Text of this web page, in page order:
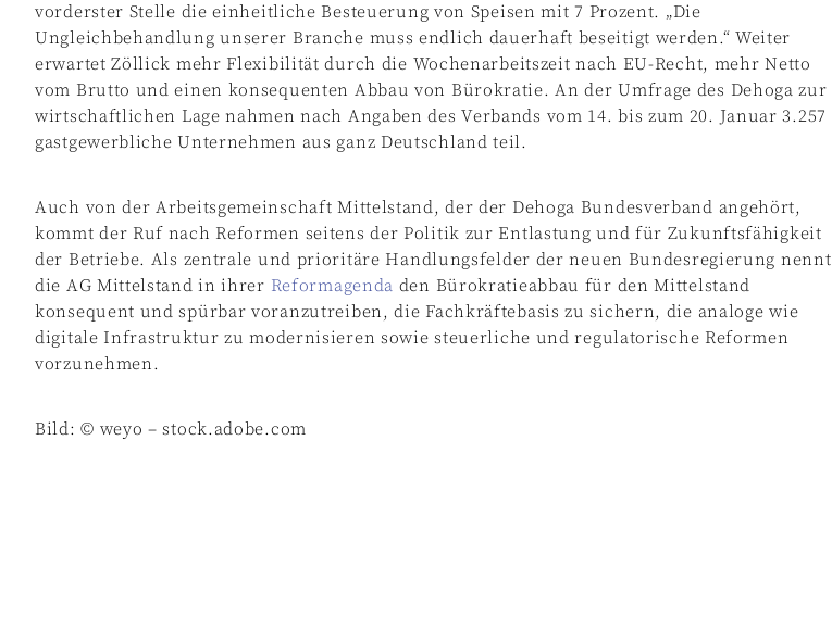
vorderster Stelle die einheitliche Besteuerung von Speisen mit 7 Prozent. „Die
Ungleichbehandlung unserer Branche muss endlich dauerhaft beseitigt werden.“ Weiter
erwartet Zöllick mehr Flexibilität durch die Wochenarbeitszeit nach EU-Recht, mehr Netto
vom Brutto und einen konsequenten Abbau von Bürokratie. An der Umfrage des Dehoga zur
wirtschaftlichen Lage nahmen nach Angaben des Verbands vom 14. bis zum 20. Januar 3.257
gastgewerbliche Unternehmen aus ganz Deutschland teil.
Auch von der Arbeitsgemeinschaft Mittelstand, der der Dehoga Bundesverband angehört,
kommt der Ruf nach Reformen seitens der Politik zur Entlastung und für Zukunftsfähigkeit
der Betriebe. Als zentrale und prioritäre Handlungsfelder der neuen Bundesregierung nennt
die AG Mittelstand in ihrer Reformagenda den Bürokratieabbau für den Mittelstand
konsequent und spürbar voranzutreiben, die Fachkräftebasis zu sichern, die analoge wie
digitale Infrastruktur zu modernisieren sowie steuerliche und regulatorische Reformen
vorzunehmen.
Bild: © weyo – stock.adobe.com